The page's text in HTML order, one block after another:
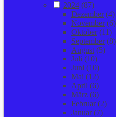
2024 (87)
Dezember(4)
November(6)
Oktober(11)
September(8)
August (5)
Juli (10)
Juni (10)
Mai (12)
April (6)
März (6)
Februar(2)
Januar(7)